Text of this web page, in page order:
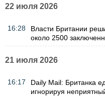
22 июля 2026
16:28
Власти Британии
около 2500
21 июля 2026
16:17
Daily Mail: Британка
игнорируя